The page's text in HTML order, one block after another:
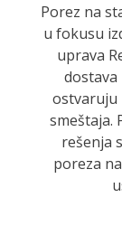
Porez na
u fokusu
uprava
ostvaruju
smeštaja.
rešenja
poreza